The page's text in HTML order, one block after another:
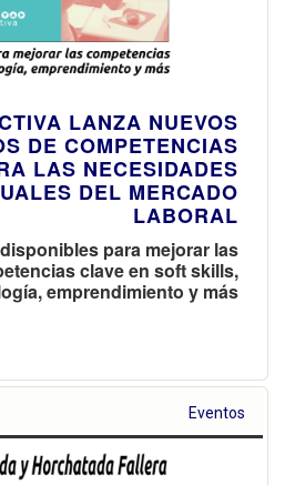
LANZA NUEVOS
DE COMPETENCIAS
LAS NECESIDADES
DEL MERCADO
LABORAL
para mejorar las
clave en soft skills,
emprendimiento y más
Eventos